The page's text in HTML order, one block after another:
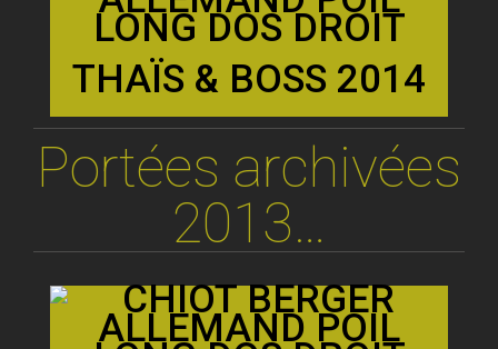
THAÏS & BOSS 2014
Portées archivées
2013…